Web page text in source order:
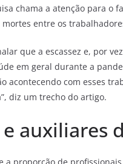
chama a atenção para o
entre os
que a escassez e, por
em geral durante a
acontecendo com esses
diz um trecho do artigo.
auxiliares